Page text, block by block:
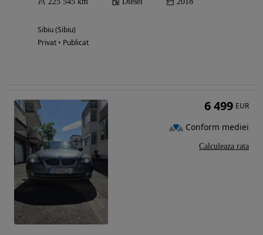
Sibiu (Sibiu)
Privat • Publicat
6 499 EUR
Conform mediei
Calculeaza rata